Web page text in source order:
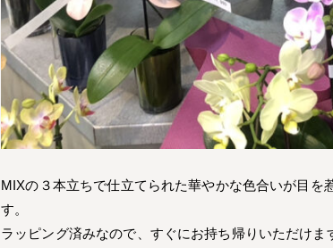
MIXの３本立ちで仕立てられた華やかな色合いが目
す。
ラッピング済みなので、すぐにお持ち帰りいただけま